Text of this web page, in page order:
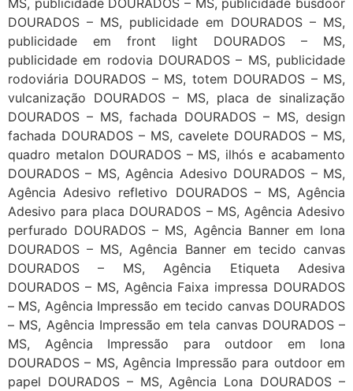
DOURADOS – MS, publicidade em DOURADOS – MS,
publicidade em front light DOURADOS – MS,
publicidade em rodovia DOURADOS – MS, publicidade
rodoviária DOURADOS – MS, totem DOURADOS – MS,
vulcanização DOURADOS – MS, placa de sinalização
DOURADOS – MS, fachada DOURADOS – MS, design
fachada DOURADOS – MS, cavelete DOURADOS – MS,
quadro metalon DOURADOS – MS, ilhós e acabamento
DOURADOS – MS, Agência Adesivo DOURADOS – MS,
Agência Adesivo refletivo DOURADOS – MS, Agência
Adesivo para placa DOURADOS – MS, Agência Adesivo
perfurado DOURADOS – MS, Agência Banner em lona
DOURADOS – MS, Agência Banner em tecido canvas
DOURADOS – MS, Agência Etiqueta Adesiva
DOURADOS – MS, Agência Faixa impressa DOURADOS
– MS, Agência Impressão em tecido canvas DOURADOS
– MS, Agência Impressão em tela canvas DOURADOS –
MS, Agência Impressão para outdoor em lona
DOURADOS – MS, Agência Impressão para outdoor em
papel DOURADOS – MS, Agência Lona DOURADOS –